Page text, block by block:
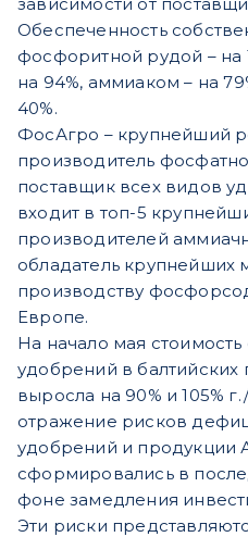
Обеспеченность
фосфоритной рудой – на
на 94%, аммиаком – на
40%.
ФосАгро – крупнейший
производитель
поставщик всех видов
входит в топ-5
производителей
обладатель крупнейших
производству
Европе.
На начало мая
удобрений в балтийских
выросла на 90% и 105%
отражение рисков
удобрений и продукции
сформировались в
фоне замедления
Эти риски